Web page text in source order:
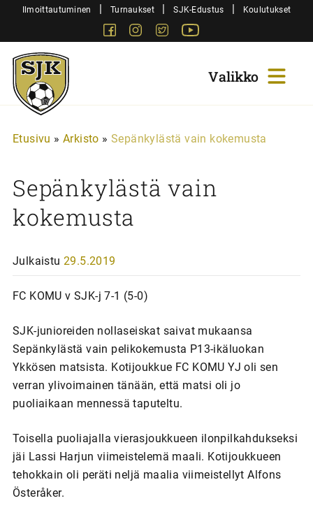
SiirryIlmoittautuminen | Turnaukset | SJK-Edustus | Koulutukset
FacebookInstagram
Twitter
Sjk-
Juniorit
Etusivu » Arkisto » Sepänkylästä vain kokemusta
Sepänkylästä vain
kokemusta
Julkaistu 29.5.2019
FC KOMU v SJK-j 7-1 (5-0)
SJK-junioreiden nollaseiskat saivat mukaansa
Sepänkylästä vain pelikokemusta P13-ikäluokan
Ykkösen matsista. Kotijoukkue FC KOMU YJ oli sen
verran ylivoimainen tänään, että matsi oli jo
puoliaikaan mennessä taputeltu.
Toisella puoliajalla vierasjoukkueen ilonpilkahdukseksi
jäi Lassi Harjun viimeistelemä maali. Kotijoukkueen
tehokkain oli peräti neljä maalia viimeistellyt Alfons
Österåker.